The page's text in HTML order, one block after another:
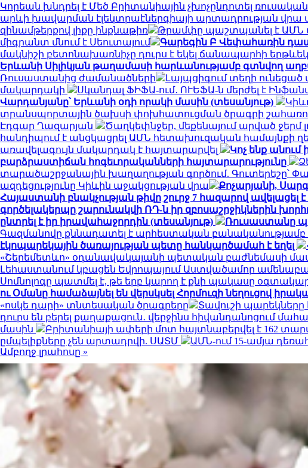
Կորեան խնդրել է Մեծ Բրիտանիային չխոչընդոտել
արևի խավարման էլեկտրաէներգիայի արտադրության վրա
զինամթերքով լիքը ինքնաթիռ
Թրամփը պաշտպանել է ԱՄՆ
միգրանտ մնում է Սեուտայում
Գարեգին Բ Վեփահառին
մակնիշի բետոնախառնիչը դուրս է եկել ճանապարհի
Երևանի Սիլիկյան թաղամասի հարևանությամբ գտնվող
Ռուսաստանից ժամանածների
Լայպցիգում տեղի
մակարդակի
Սկանդալ ՖԻՖԱ-ում․ ՈՒԵՖԱ-ն մերժել է
Վարդանյանը՝ Երևանի օդի որակի մասին (տեսանյութ)
տրանսպորտային ծախսի փոխհատուցման ծրագրի
Էդգար Ղազարյան
Ծաղկեփնջեր, մեքենայում արված ջերմ
հանդիպում է անցկացրել ԱՄՆ հետախուզական համայնքի
առավելագույն մակարդակ է հայտարարվել
Կոչ ենք
բարձրաստիճան հոգեւորականների հայտարարությունը
տարածաշրջանային խաղաղության գործում. Գուտերեշը՝
ազդեցությունը Կիևին աջակցության վրա
Քոչարյանի,
Հայաստանի բնակչության թիվը շուրջ 7 հազարով ավելացել է
գործելակերպը շարունակվի ՌԴ-ն իր զբոսաշրջիկներին
ընտրել է իր իրավահաջորդին (տեսանյութ)
Ռուսաստանը
Գազմանովը քննադատել է արհեստական բանականությամբ
էկոպարեկային ծառայության պետը հանկարծամահ է եղել
«Շերեմետևո» օդանավակայանի պետական բաժնեմասի
Լեհաստանում կբացեն Եվրոպայում Աստվածամոր
Սոմնոլոգը պատմել է, թե երբ կարող է քնի պակասը օգտակար
ու Օմանը համաձայնել են վերսկսել Հորմուզի նեղուցով
«ոսկե դարի» տնտեսական ծրագրերը
Տավուշի պարեկները
դուրս են բերել քաղաքացուն․ վերջինս հիվանդանոցում
մասին
Բրիտանիայի ափերի մոտ հայտնաբերվել է 162
ըմպելիքները չեն արտադրվի. ՍԱՏՄ
ԱՄՆ-ում 15-ամյա
Ամբողջ լրահոսը »